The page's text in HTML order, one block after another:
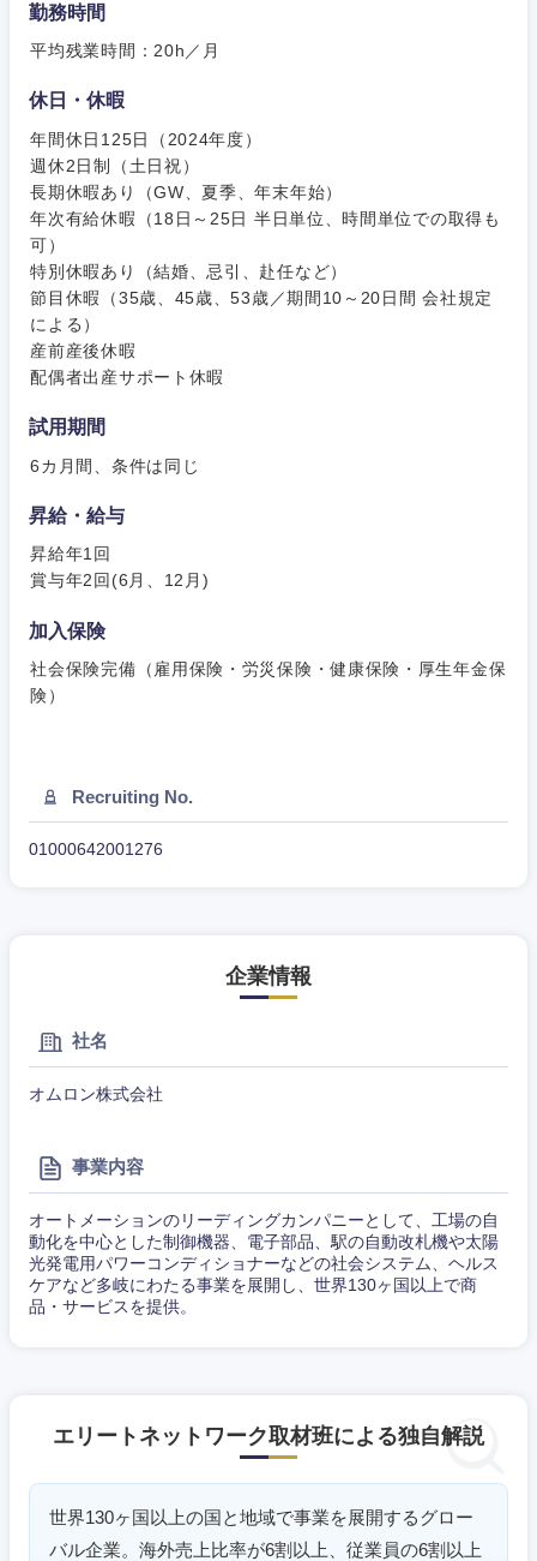
勤務時間
平均残業時間：20h／月
休日・休暇
年間休日125日（2024年度）
週休2日制（土日祝）
長期休暇あり（GW、夏季、年末年始）
年次有給休暇（18日～25日 半日単位、時間単位での取得も
可）
特別休暇あり（結婚、忌引、赴任など）
節目休暇（35歳、45歳、53歳／期間10～20日間 会社規定
による）
産前産後休暇
配偶者出産サポート休暇
試用期間
6カ月間、条件は同じ
昇給・給与
昇給年1回
賞与年2回(6月、12月)
加入保険
社会保険完備（雇用保険・労災保険・健康保険・厚生年金保
険）
Recruiting No.
01000642001276
企業情報
社名
オムロン株式会社
事業内容
オートメーションのリーディングカンパニーとして、工場の自
動化を中心とした制御機器、電子部品、駅の自動改札機や太陽
光発電用パワーコンディショナーなどの社会システム、ヘルス
ケアなど多岐にわたる事業を展開し、世界130ヶ国以上で商
品・サービスを提供。
エリートネットワーク取材班による独自解説
世界130ヶ国以上の国と地域で事業を展開するグロー
バル企業。海外売上比率が6割以上、従業員の6割以上
近畿地方
奈良県